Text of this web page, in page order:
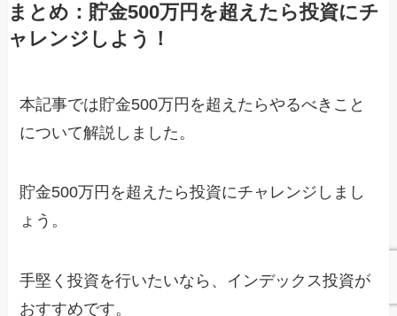
まとめ：貯金500万円を超えたら投資にチ
ャレンジしよう！
本記事では貯金500万円を超えたらやるべきこと
について解説しました。
貯金500万円を超えたら投資にチャレンジしまし
ょう。
手堅く投資を行いたいなら、インデックス投資が
おすすめです。